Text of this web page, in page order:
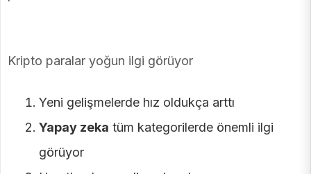
Kripto paralar yoğun ilgi görüyor
Yeni gelişmelerde hız oldukça arttı
Yapay zeka tüm kategorilerde önemli ilgi
görüyor